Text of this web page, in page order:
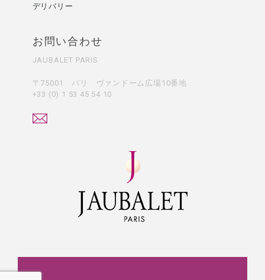
デリバリー
お問い合わせ
JAUBALET PARIS
〒75001 パリ ヴァンドーム広場10番地
+33 (0) 1 53 45 54 10